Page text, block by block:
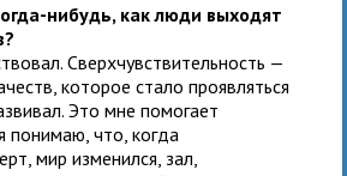
нибудь, как люди выходят
Сверхчувствительность —
которое стало проявляться
Это мне помогает
понимаю, что, когда
мир изменился, зал,